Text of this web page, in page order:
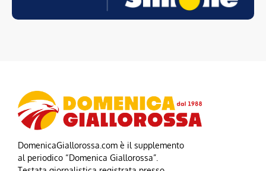
DomenicaGiallorossa.com è il supplemento
al periodico “Domenica Giallorossa”.